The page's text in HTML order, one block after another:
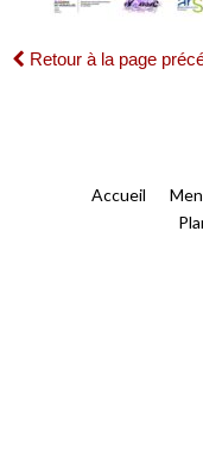
Retour à la page
Accueil